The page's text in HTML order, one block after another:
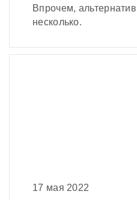
Впрочем,
несколько.
17 мая 2022